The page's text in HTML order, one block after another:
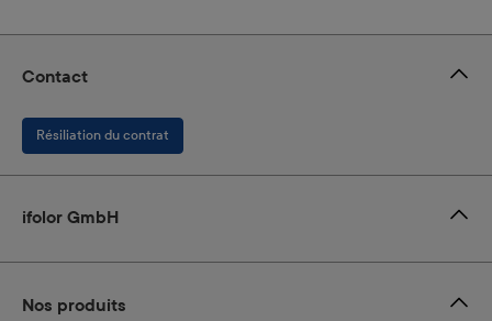
Contact
Résiliation du contrat
ifolor GmbH
Nos produits